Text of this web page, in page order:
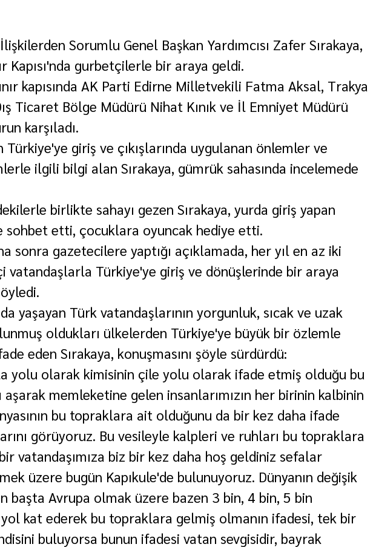
Sorumlu Genel Başkan Yardımcısı Zafer Sırakaya,
Kapısı'nda gurbetçilerle bir araya geldi.
kapısında AK Parti Edirne Milletvekili Fatma Aksal, Trakya
Ticaret Bölge Müdürü Nihat Kınık ve İl Emniyet Müdürü
karşıladı.
giriş ve çıkışlarında uygulanan önlemler ve
ilgili bilgi alan Sırakaya, gümrük sahasında incelemede
birlikte sahayı gezen Sırakaya, yurda giriş yapan
sohbet etti, çocuklara oyuncak hediye etti.
sonra gazetecilere yaptığı açıklamada, her yıl en az iki
vatandaşlarla Türkiye'ye giriş ve dönüşlerinde bir araya
da yaşayan Türk vatandaşlarının yorgunluk, sıcak ve uzak
oldukları ülkelerden Türkiye'ye büyük bir özlemle
eden Sırakaya, konuşmasını şöyle sürdürdü:
yolu olarak kimisinin çile yolu olarak ifade etmiş olduğu bu
aşarak memleketine gelen insanlarımızın her birinin kalbinin
bu topraklara ait olduğunu da bir kez daha ifade
görüyoruz. Bu vesileyle kalpleri ve ruhları bu topraklara
vatandaşımıza biz bir kez daha hoş geldiniz sefalar
üzere bugün Kapıkule'de bulunuyoruz. Dünyanın değişik
başta Avrupa olmak üzere bazen 3 bin, 4 bin, 5 bin
kat ederek bu topraklara gelmiş olmanın ifadesi, tek bir
buluyorsa bunun ifadesi vatan sevgisidir, bayrak